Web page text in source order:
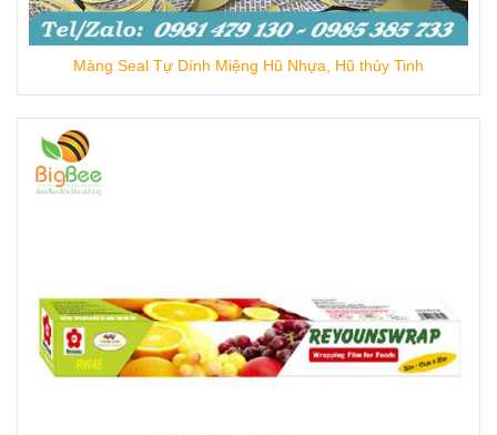
Màng Seal Tự Dính Miệng Hũ Nhựa, Hũ thủy Tinh